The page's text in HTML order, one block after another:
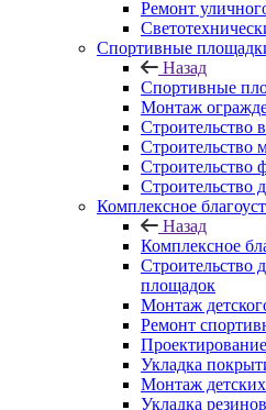
Ремонт
Спортивные
Назад
Спортивные
Монтаж
Строительство
Строительство
Строительство
Строительство
Комплексное
Назад
Комплексное
Строительство
площадок
Монтаж
Ремонт
Укладка
Монтаж
Укладка